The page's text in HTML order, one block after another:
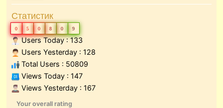
Статистик
0 5 0 8 0 9
Users Today : 133
Users Yesterday : 128
Total Users : 50809
Views Today : 147
Views Yesterday : 167
Your overall rating